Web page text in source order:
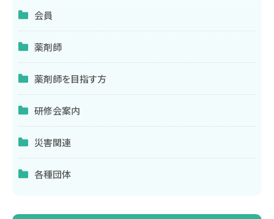
会員
薬剤師
薬剤師を目指す方
研修会案内
災害関連
各種団体